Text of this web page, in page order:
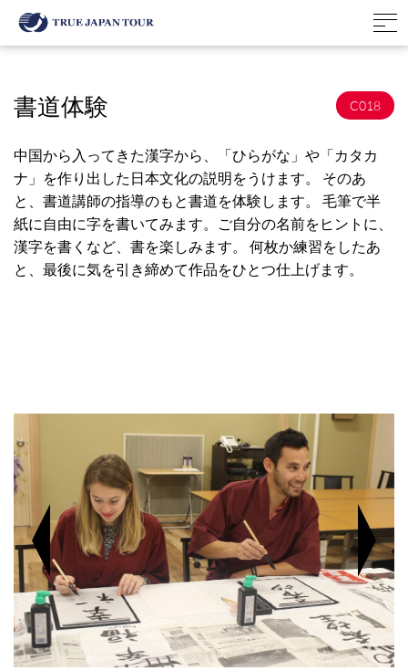
書道体験 C018
中国から入ってきた漢字から、「ひらがな」や「カタカ
ナ」を作り出した日本文化の説明をうけます。 そのあ
と、書道講師の指導のもと書道を体験します。 毛筆で半
紙に自由に字を書いてみます。ご自分の名前をヒントに、
漢字を書くなど、書を楽しみます。 何枚か練習をしたあ
と、最後に気を引き締めて作品をひとつ仕上げます。